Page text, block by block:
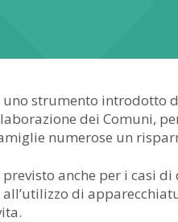
strumento introdotto
dei Comuni,
numerose un
anche per i casi
di